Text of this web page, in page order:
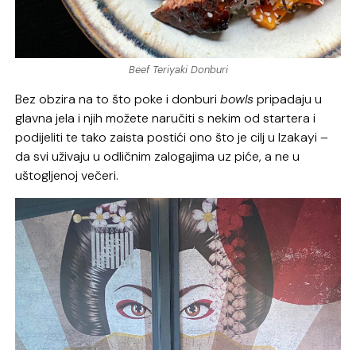
Beef Teriyaki Donburi
Bez obzira na to što poke i donburibowls pripadaju u
glavna jela i njih možete naručiti s nekim od startera i
podijeliti te tako zaista postići ono što je cilj u Izakayi –
da svi uživaju u odličnim zalogajima uz piće, a ne u
uštogljenoj večeri.